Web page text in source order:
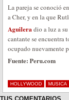
La pareja se conoció
a Cher, y en la que
Aguileradio a luz a
cantante se encuentra
ocupado nuevamente
Fuente: Peru.com
HOLLYWOOD MUSICA